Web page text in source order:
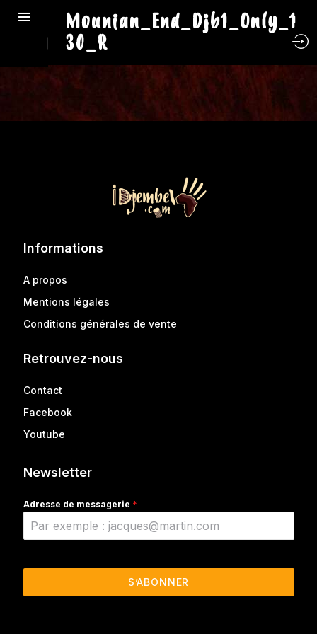
Mounian_End_Djb1_Only_1
30_R
Informations
A propos
Mentions légales
Conditions générales de vente
Retrouvez-nous
Contact
Facebook
Youtube
Newsletter
Adresse de messagerie *
S’ABONNER